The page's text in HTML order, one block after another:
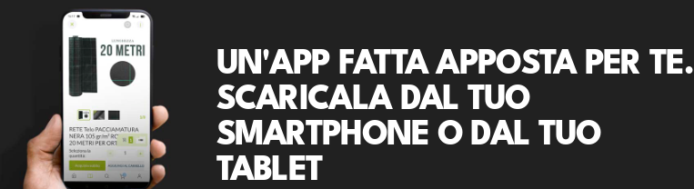
UN'APP FATTA APPOSTA PER TE.
SCARICALA DAL TUO
SMARTPHONE O DAL TUO
TABLET